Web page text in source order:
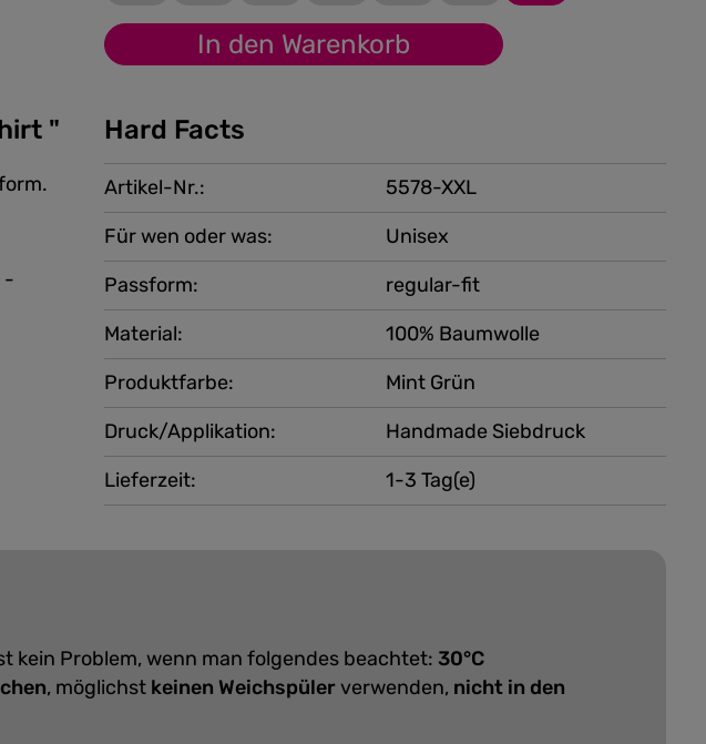
In den Warenkorb
"
-
Hard Facts
Artikel-Nr.:
5578-XXL
Für wen oder was:
Unisex
Produktfarbe:
Mint Grün
Druck/Applikation:
Handmade Siebdruck
Passform:
regular-fit
Material:
100% Baumwolle
Lieferzeit: 1-3 Tag(e)
kein Problem, wenn man folgendes beachtet: 30°C
, möglichst keinen Weichspülerverwenden, nicht in den